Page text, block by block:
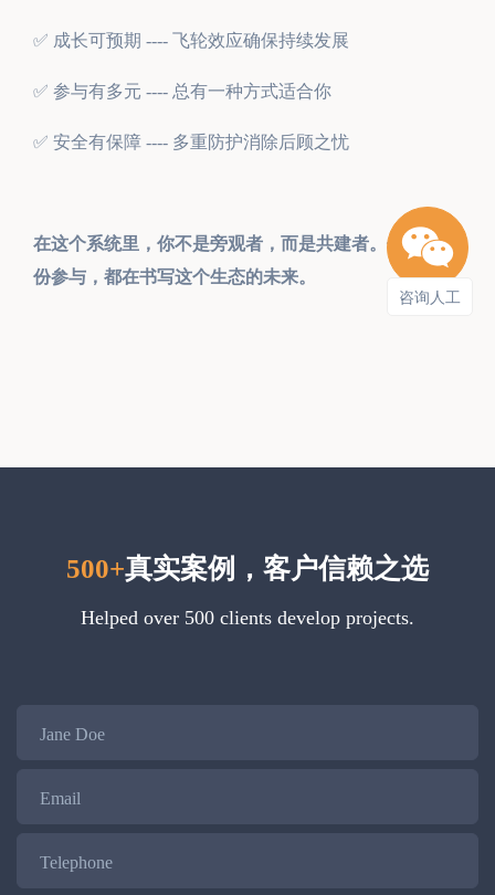
✅ 成长可预期 ---- 飞轮效应确保持续发展
✅ 参与有多元 ---- 总有一种方式适合你
✅ 安全有保障 ---- 多重防护消除后顾之忧
在这个系统里，你不是旁观者，而是共建者。你的每一
份参与，都在书写这个生态的未来。
500+真实案例，客户信赖之选
Helped over 500 clients develop projects.
咨询人工